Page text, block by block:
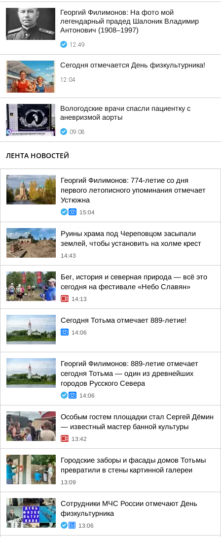
Георгий Филимонов: На фото мой
легендарный прадед Шалоник Владимир
Антонович (1908–1997)
12:49
Сегодня отмечается День физкультурника!
12:04
Вологодские врачи спасли пациентку с
аневризмой аорты
09:08
ЛЕНТА НОВОСТЕЙ
Георгий Филимонов: 774-летие со дня
первого летописного упоминания отмечает
Устюжна
15:04
Руины храма под Череповцом засыпали
землей, чтобы установить на холме крест
14:43
Бег, история и северная природа — всё это
сегодня на фестивале «Небо Славян»
14:13
Сегодня Тотьма отмечает 889-летие!
14:06
Георгий Филимонов: 889-летие отмечает
сегодня Тотьма — один из древнейших
городов Русского Севера
14:06
Особым гостем площадки стал Сергей Дёмин
— известный мастер банной культуры
13:42
Городские заборы и фасады домов Тотьмы
превратили в стены картинной галереи
13:09
Сотрудники МЧС России отмечают День
физкультурника
13:06